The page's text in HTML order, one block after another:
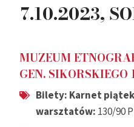
7.10.2023,
MUZEUM
GEN. SIKORSKIEGO
Bilety: Karnet
warsztatów: 130/90